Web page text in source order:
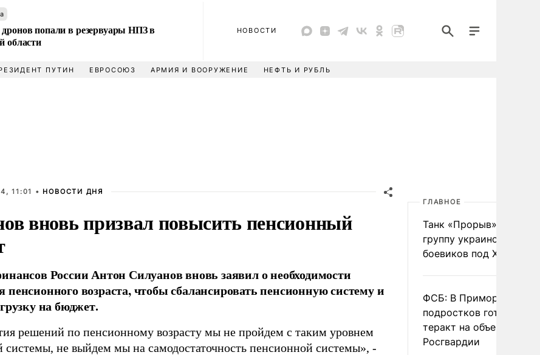
попали в резервуары НПЗ в
области
НОВОСТИ
ПУТИН ЕВРОСОЮЗ АРМИЯ И ВООРУЖЕНИЕ НЕФТЬ И РУБЛЬ
11:01 • НОВОСТИ ДНЯ
вновь призвал повысить пенсионный
России Антон Силуанов вновь заявил о необходимости
возраста, чтобы сбалансировать пенсионную систему и
на бюджет.
решений по пенсионному возрасту мы не пройдем с таким уровнем
системы, не выйдем мы на самодостаточность пенсионной системы», -
ГЛАВНОЕ
Танк «Прорыв»
группу украинских
боевиков под
ФСБ: В Приморье трое
подростков готовили
теракт на объекте
Росгвардии